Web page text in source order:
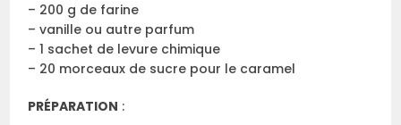
– 200 g de farine
– vanille ou autre parfum
– 1 sachet de levure chimique
– 20 morceaux de sucre pour le caramel
PRÉPARATION :